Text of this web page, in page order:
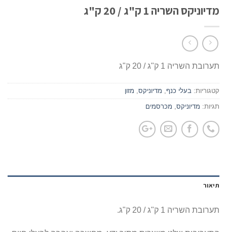
מדיוניקס השריה 1 ק"ג / 20 ק"ג
תערובת השריה 1 ק"ג / 20 ק"ג
קטגוריות: בעלי כנף מדיוניקס מזון
תגיות: מדיוניקס מכרסמים
תיאור
תערובת השריה 1 ק"ג / 20 ק"ג.